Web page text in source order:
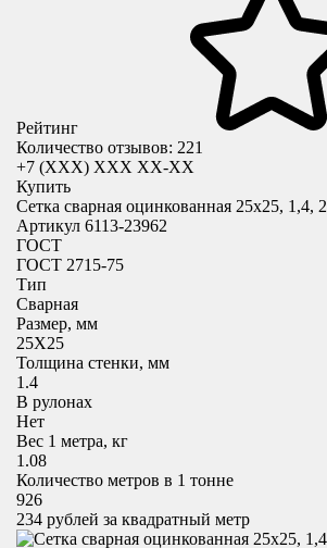
Рейтинг
Количество отзывов: 221
+7 (XXX) ХХХ ХХ-ХХ
Купить
Сетка сварная оцинкованная 25х25, 1,4,
Артикул 6113-23962
ГОСТ
ГОСТ 2715-75
Тип
Сварная
Размер, мм
25X25
Толщина стенки, мм
1.4
В рулонах
Нет
Вес 1 метра, кг
1.08
Количество метров в 1 тонне
926
234 рублей за квадратный метр